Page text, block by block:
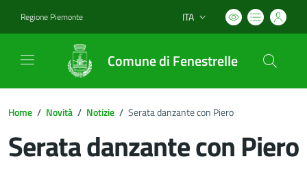
Regione Piemonte Lingua attiva:
ITA
Comune di Fenestrelle
Home / Novità / Notizie / Serata danzante con Piero
Serata danzante con Piero